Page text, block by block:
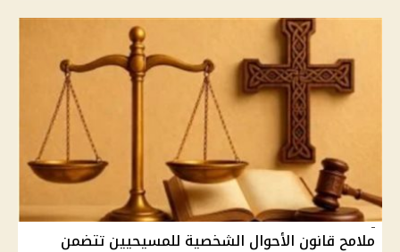
ملامح قانون الأحوال الشخصية للمسيحيين تتضمن